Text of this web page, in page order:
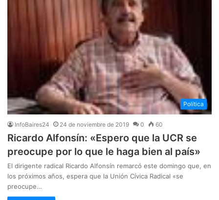
Política
InfoBaires24 24 de noviembre de 2019 0 60
Ricardo Alfonsín: «Espero que la UCR se
preocupe por lo que le haga bien al país»
El dirigente radical Ricardo Alfonsín remarcó este domingo que, en
los próximos años, espera que la Unión Cívica Radical «se
preocupe…